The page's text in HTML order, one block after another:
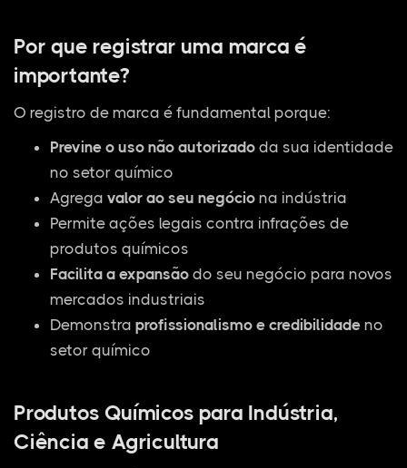
Por que registrar uma marca é
importante?
O registro de marca é fundamental porque:
Previne o uso não autorizado da sua identidade
no setor químico
Agrega valor ao seu negócio na indústria
Permite ações legais contra infrações de
produtos químicos
Facilita a expansão do seu negócio para novos
mercados industriais
Demonstra profissionalismo e credibilidade no
setor químico
Produtos Químicos para Indústria,
Ciência e Agricultura